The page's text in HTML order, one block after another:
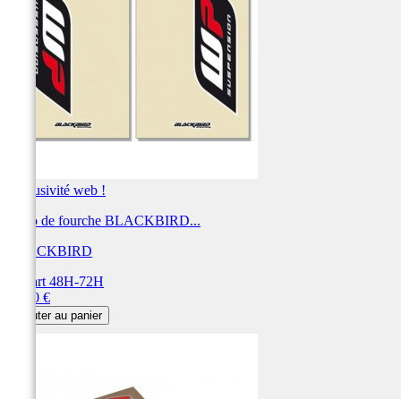
Exclusivité web !
Déco de fourche BLACKBIRD...
BLACKBIRD
Départ 48H-72H
27,00 €
Ajouter au panier